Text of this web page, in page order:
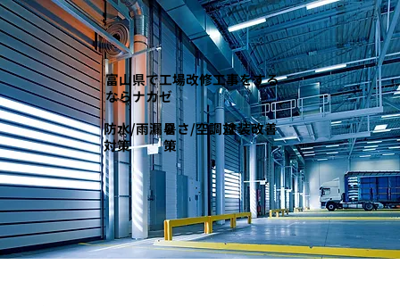
富山県で工場改修工事をする
ならナカゼ
防水/雨漏り
対策
暑さ/空調対
策
塗装改善